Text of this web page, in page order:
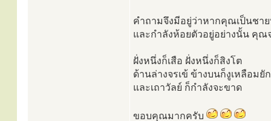
คำถามจึงมีอยู่ว่าหากคุณเป็นชา
และกำลังห้อยตัวอยู่อย่างนั้น คุณ
ฝั่งหนึ่งก็เสือ ฝั่งหนึ่งก็สิงโต
ด้านล่างจรเข้ ข้างบนก็งูเหลือมยั
และเถาวัลย์ ก็กำลังจะขาด
ขอบคุณมากครับ